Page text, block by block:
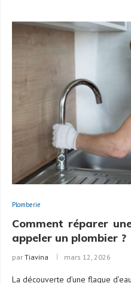
Plomberie
Comment réparer
appeler un plombier ?
par Tiavina mars 12, 2026
La découverte d’une flaque